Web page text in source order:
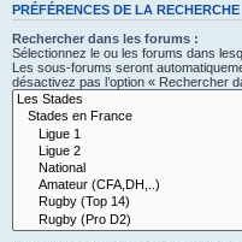
PRÉFÉRENCES DE LA RECHERCHE
Rechercher dans les forums :
Sélectionnez le ou les forums dans
Les sous-forums seront
désactivez pas l’option « Rechercher